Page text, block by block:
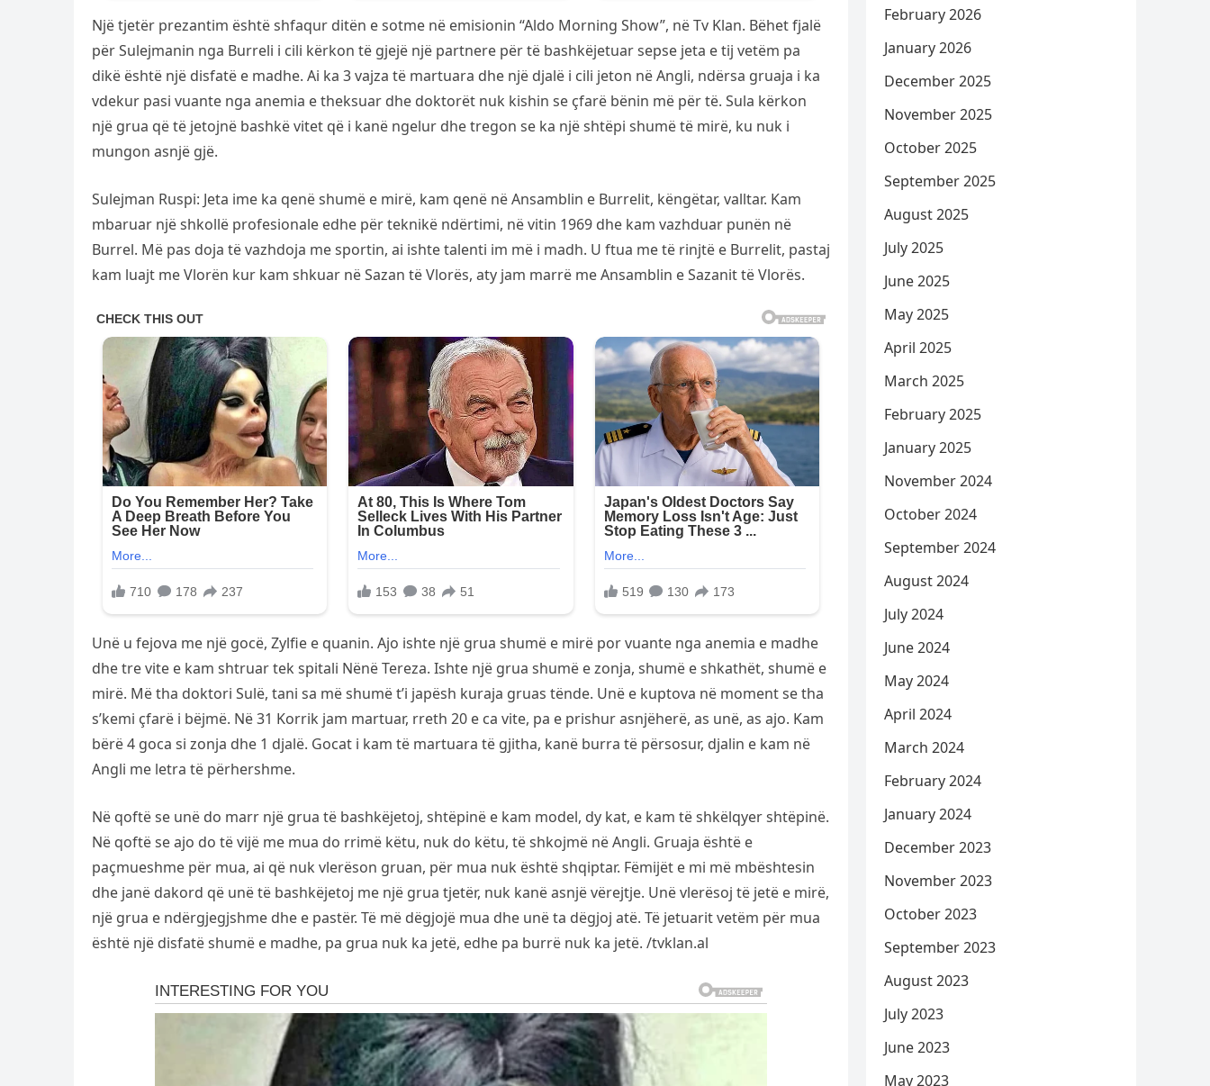
Një tjetër prezantim është shfaqur ditën e sotme në emisionin “Aldo Morning Show”, në Tv Klan. Bëhet fjalë
për Sulejmanin nga Burreli i cili kërkon të gjejë një partnere për të bashkëjetuar sepse jeta e tij vetëm pa
dikë është një disfatë e madhe. Ai ka 3 vajza të martuara dhe një djalë i cili jeton në Angli, ndërsa gruaja i ka
vdekur pasi vuante nga anemia e theksuar dhe doktorët nuk kishin se çfarë bënin më për të. Sula kërkon
një grua që të jetojnë bashkë vitet që i kanë ngelur dhe tregon se ka një shtëpi shumë të mirë, ku nuk i
mungon asnjë gjë.
Sulejman Ruspi: Jeta ime ka qenë shumë e mirë, kam qenë në Ansamblin e Burrelit, këngëtar, valltar. Kam
mbaruar një shkollë profesionale edhe për teknikë ndërtimi, në vitin 1969 dhe kam vazhduar punën në
Burrel. Më pas doja të vazhdoja me sportin, ai ishte talenti im më i madh. U ftua me të rinjtë e Burrelit, pastaj
kam luajt me Vlorën kur kam shkuar në Sazan të Vlorës, aty jam marrë me Ansamblin e Sazanit të Vlorës.
Unë u fejova me një gocë, Zylfie e quanin. Ajo ishte një grua shumë e mirë por vuante nga anemia e madhe
dhe tre vite e kam shtruar tek spitali Nënë Tereza. Ishte një grua shumë e zonja, shumë e shkathët, shumë e
mirë. Më tha doktori Sulë, tani sa më shumë t’i japësh kuraja gruas tënde. Unë e kuptova në moment se tha
s’kemi çfarë i bëjmë. Në 31 Korrik jam martuar, rreth 20 e ca vite, pa e prishur asnjëherë, as unë, as ajo. Kam
bërë 4 goca si zonja dhe 1 djalë. Gocat i kam të martuara të gjitha, kanë burra të përsosur, djalin e kam në
Angli me letra të përhershme.
Në qoftë se unë do marr një grua të bashkëjetoj, shtëpinë e kam model, dy kat, e kam të shkëlqyer shtëpinë.
Në qoftë se ajo do të vijë me mua do rrimë këtu, nuk do këtu, të shkojmë në Angli. Gruaja është e
paçmueshme për mua, ai që nuk vlerëson gruan, për mua nuk është shqiptar. Fëmijët e mi më mbështesin
dhe janë dakord që unë të bashkëjetoj me një grua tjetër, nuk kanë asnjë vërejtje. Unë vlerësoj të jetë e mirë,
një grua e ndërgjegjshme dhe e pastër. Të më dëgjojë mua dhe unë ta dëgjoj atë. Të jetuarit vetëm për mua
është një disfatë shumë e madhe, pa grua nuk ka jetë, edhe pa burrë nuk ka jetë. /tvklan.al
February 2026
January 2026
December 2025
November 2025
October 2025
September 2025
August 2025
July 2025
June 2025
May 2025
April 2025
March 2025
February 2025
January 2025
November 2024
October 2024
September 2024
August 2024
July 2024
June 2024
May 2024
April 2024
March 2024
February 2024
January 2024
December 2023
November 2023
October 2023
September 2023
August 2023
July 2023
June 2023
May 2023